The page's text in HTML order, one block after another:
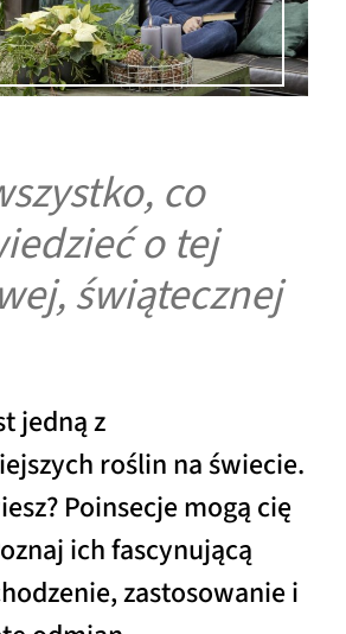
co
o tej
świątecznej
jedną z
roślin na świecie.
Poinsecje mogą cię
ich fascynującą
zastosowanie i